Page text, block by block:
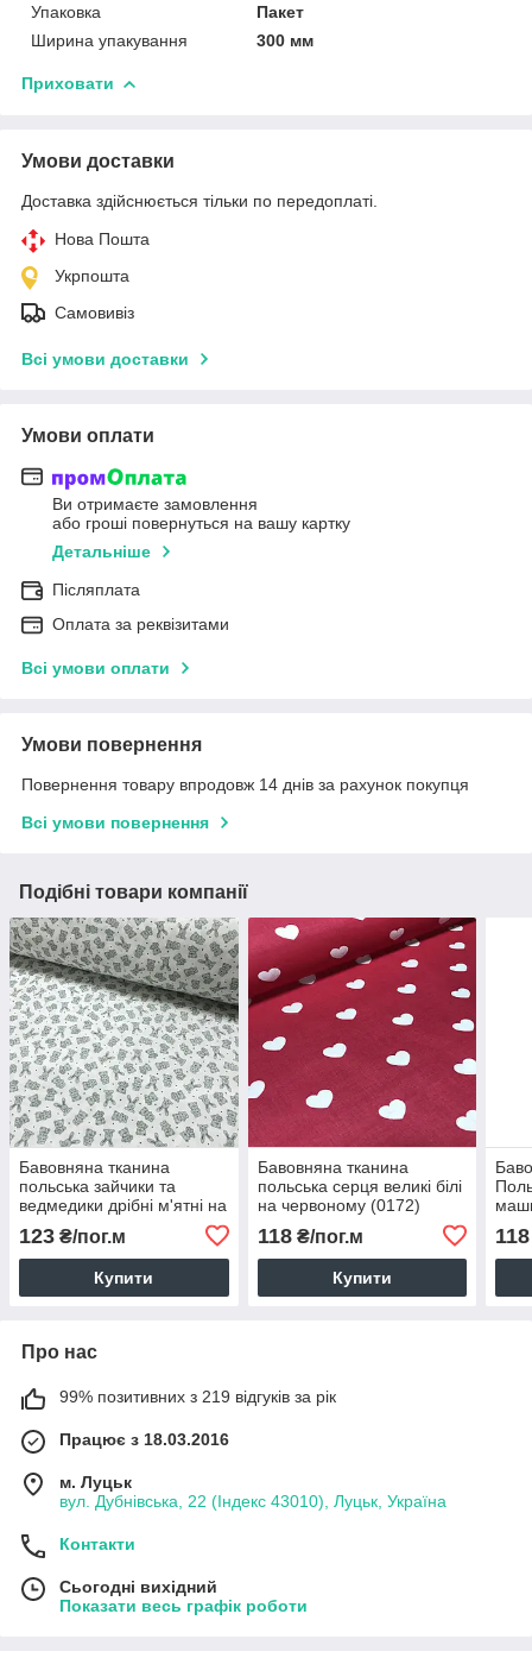
Упаковка
Пакет
Ширина упакування
300 мм
Приховати
Умови доставки
Доставка здійснюється тільки по передоплаті.
Нова Пошта
Укрпошта
Самовивіз
Всі умови доставки
Умови оплати
Ви отримаєте замовлення
або гроші повернуться на вашу картку
Детальніше
Післяплата
Оплата за реквізитами
Всі умови оплати
Умови повернення
Повернення товару впродовж 14 днів за рахунок покупця
Всі умови повернення
Подібні товари компанії
Бавовняна тканина
польська зайчики та
ведмедики дрібні м'ятні на
123 ₴/пог.м
Купити
Бавовняна тканина
польська серця великі білі
на червоному (0172)
118₴/пог.м
Купити
118
Про нас
99% позитивних з 219 відгуків за рік
Працює з 18.03.2016
м. Луцьк
вул. Дубнівська, 22 (Індекс 43010), Луцьк, Україна
Контакти
Сьогодні вихідний
Показати весь графік роботи